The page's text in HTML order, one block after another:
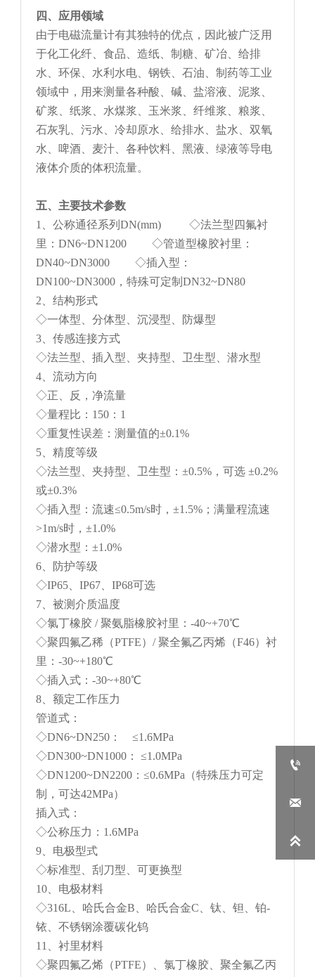
四、应用领域
由于电磁流量计有其独特的优点，因此被广泛用
于化工化纤、食品、造纸、制糖、矿冶、给排
水、环保、水利水电、钢铁、石油、制药等工业
领域中，用来测量各种酸、碱、盐溶液、泥浆、
矿浆、纸浆、水煤浆、玉米浆、纤维浆、粮浆、
石灰乳、污水、冷却原水、给排水、盐水、双氧
水、啤酒、麦汁、各种饮料、黑液、绿液等导电
液体介质的体积流量。
五、主要技术参数
1、公称通径系列DN(mm) ◇法兰型四氟衬
里：DN6~DN1200 ◇管道型橡胶衬里：
DN40~DN3000 ◇插入型：
DN100~DN3000，特殊可定制DN32~DN80
2、结构形式
◇一体型、分体型、沉浸型、防爆型
3、传感连接方式
◇法兰型、插入型、夹持型、卫生型、潜水型
4、流动方向
◇正、反，净流量
◇量程比：150：1
◇重复性误差：测量值的±0.1%
5、精度等级
◇法兰型、夹持型、卫生型：±0.5%，可选 ±0.2%
或±0.3%
◇插入型：流速≤0.5m/s时，±1.5%；满量程流速
>1m/s时，±1.0%
◇潜水型：±1.0%
6、防护等级
◇IP65、IP67、IP68可选
7、被测介质温度
◇氯丁橡胶 / 聚氨脂橡胶衬里：-40~+70℃
◇聚四氟乙稀（PTFE）/ 聚全氟乙丙烯（F46）衬
里：-30~+180℃
◇插入式：-30~+80℃
8、额定工作压力
管道式：
◇DN6~DN250： ≤1.6MPa
◇DN300~DN1000： ≤1.0MPa
◇DN1200~DN2200：≤0.6MPa（特殊压力可定
制，可达42MPa）
插入式：
◇公称压力：1.6MPa
9、电极型式
◇标准型、刮刀型、可更换型
10、电极材料
◇316L、哈氏合金B、哈氏合金C、钛、钽、铂-
铱、不锈钢涂覆碳化钨
11、衬里材料
◇聚四氟乙烯（PTFE）、氯丁橡胶、聚全氟乙丙


